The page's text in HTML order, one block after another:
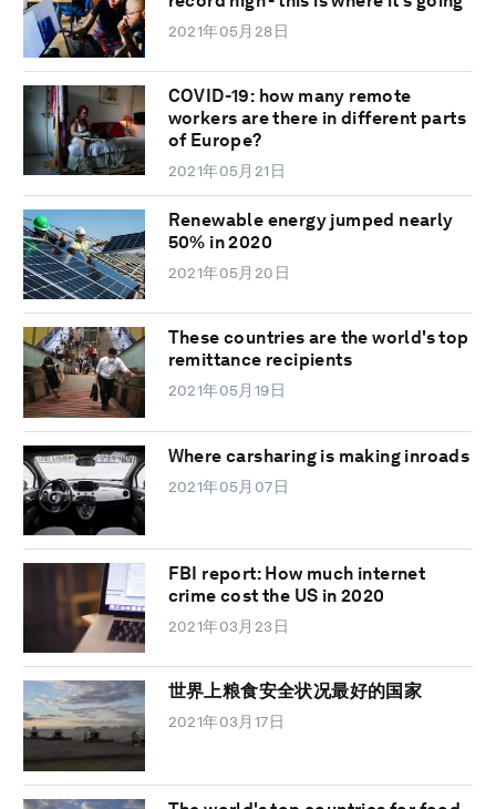
2021年05月28日
COVID-19: how many remote
workers are there in different parts
of Europe?
2021年05月21日
Renewable energy jumped nearly
50% in 2020
2021年05月20日
These countries are the world's top
remittance recipients
2021年05月19日
Where carsharing is making inroads
2021年05月07日
FBI report: How much internet
crime cost the US in 2020
2021年03月23日
世界上粮食安全状况最好的国家
2021年03月17日